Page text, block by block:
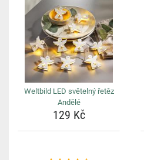
Weltbild LED světelný řetěz
Andělé
129 Kč